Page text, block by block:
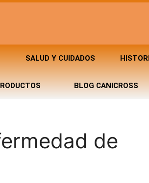
SALUD Y CUIDADOS
BLOG CANICROSS
de